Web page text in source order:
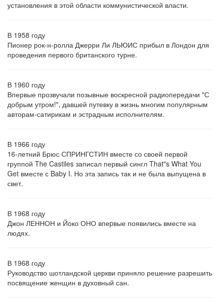
установления в этой области коммунистической власти.
В 1958 году
Пионер рок-н-ролла Джерри Ли ЛЬЮИС прибыл в Лондон для
проведения первого британского турне.
В 1960 году
Впервые прозвучали позывные воскресной радиопередачи "С
добрым утром!", давшей путевку в жизнь многим популярным
авторам-сатирикам и эстрадным исполнителям.
В 1966 году
16-летний Брюс СПРИНГСТИН вместе со своей первой
группой The Castiles записал первый сингл That"s What You
Get вместе с Baby I. Но эта запись так и не была выпущена в
свет.
В 1968 году
Джон ЛЕННОН и Йоко ОНО впеpвые появились вместе на
людях.
В 1968 году
Руководство шотландской церкви приняло решение разрешить
посвящение женщин в духовный сан.